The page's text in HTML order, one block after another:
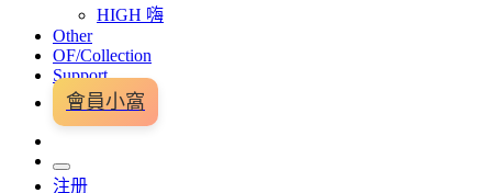
HIGH 嗨
Other
OF/Collection
Support
會員小窩
注册